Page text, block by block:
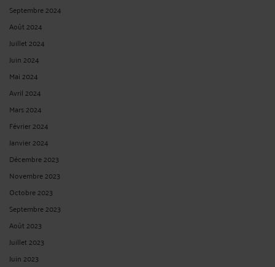
Septembre 2024
Août 2024
Juillet 2024
Juin 2024
Mai 2024
Avril 2024
Mars 2024
Février 2024
Janvier 2024
Décembre 2023
Novembre 2023
Octobre 2023
Septembre 2023
Août 2023
Juillet 2023
Juin 2023